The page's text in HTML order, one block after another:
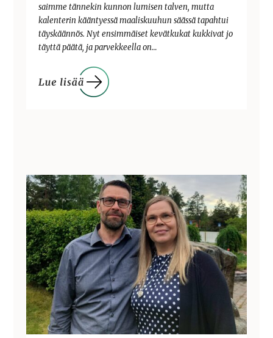
saimme tännekin kunnon lumisen talven, mutta
kalenterin kääntyessä maaliskuuhun säässä tapahtui
täyskäännös. Nyt ensimmäiset kevätkukat kukkivat jo
täyttä päätä, ja parvekkeella on…